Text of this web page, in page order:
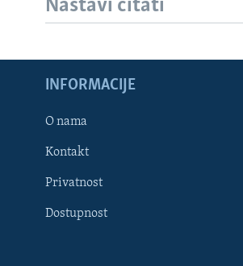
Learning English
Nastavi čitati
INFORMACIJE
O nama
Kontakt
Privatnost
Dostupnost